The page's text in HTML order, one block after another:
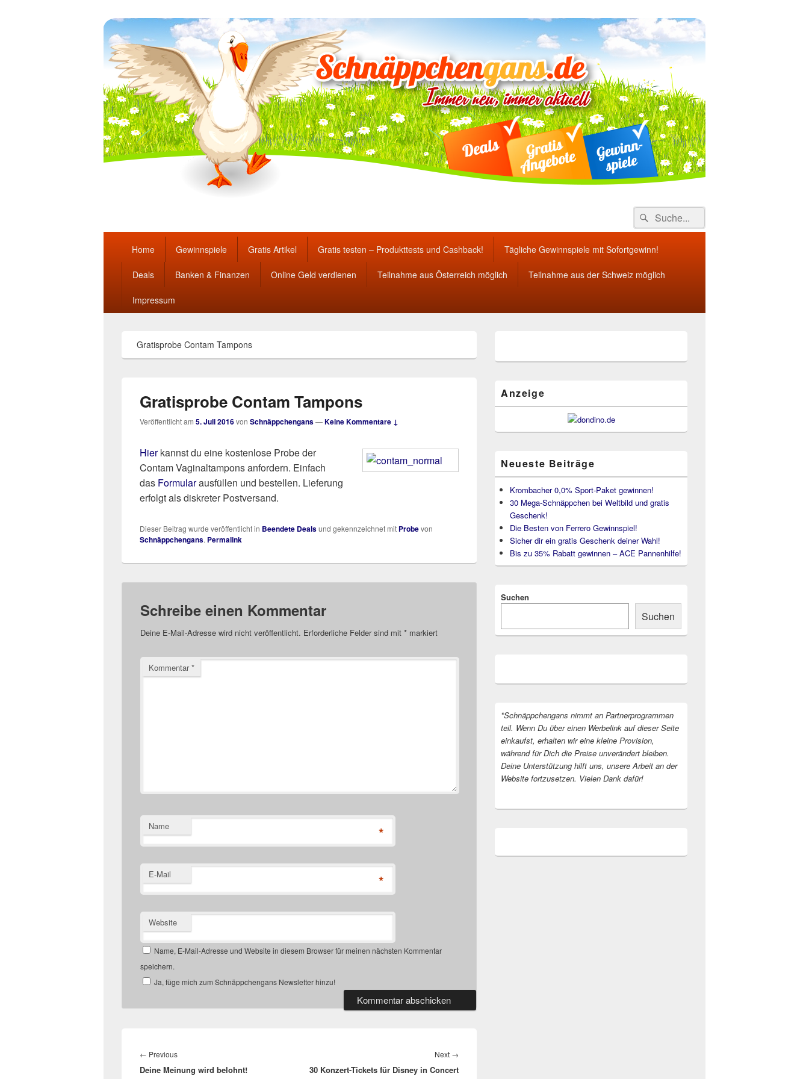
Täglich die besten Gewinnspiele und Angebote
Search
for:
Suche
Home Gewinnspiele Gratis Artikel Gratis testen – Produkttests und Cashback! Tägliche Gewinnspiele mit Sofortgewinn!
Deals Banken & Finanzen Online Geld verdienen Teilnahme aus Österreich möglich Teilnahme aus der Schweiz möglich
Impressum
Gratisprobe Contam Tampons
Gratisprobe Contam Tampons
Veröffentlicht am 5. Juli 2016von Schnäppchengans—Keine Kommentare ↓
Hierkannst du eine kostenlose Probe der
Contam Vaginaltampons anfordern. Einfach
das Formularausfüllen und bestellen. Lieferung
erfolgt als diskreter Postversand.
Dieser Beitrag wurde veröffentlicht in Beendete Dealsund gekennzeichnet mit Probevon
Schnäppchengans. Permalink
Schreibe einen Kommentar
Deine E-Mail-Adresse wird nicht veröffentlicht. Erforderliche Felder sind mit * markiert
Kommentar*
Name *
E-Mail *
Website
Name, E-Mail-Adresse und Website in diesem Browser für meinen nächsten Kommentar
speichern.
Ja, füge mich zum Schnäppchengans Newsletter hinzu!
← PreviousPrevious
post:
Deine Meinung wird belohnt!
Next →
post:
30 Konzert-Tickets für Disney in Concert
Widget-
Anzeige
Neueste Beiträge
Krombacher 0,0% Sport-Paket gewinnen!
30 Mega-Schnäppchen bei Weltbild und gratis
Geschenk!
Die Besten von Ferrero Gewinnspiel!
Sicher dir ein gratis Geschenk deiner Wahl!
Bis zu 35% Rabatt gewinnen – ACE Pannenhilfe!
Suchen
Suchen
*Schnäppchengans nimmt an Partnerprogrammen
teil. Wenn Du über einen Werbelink auf dieser Seite
einkaufst, erhalten wir eine kleine Provision,
während für Dich die Preise unverändert bleiben.
Deine Unterstützung hilft uns, unsere Arbeit an der
Website fortzusetzen. Vielen Dank dafür!